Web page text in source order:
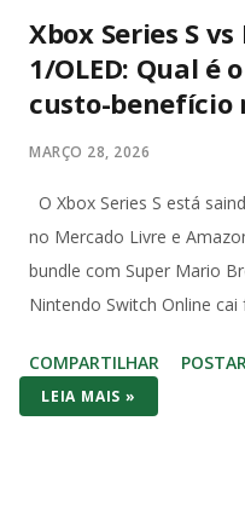
Xbox Series S
1/OLED: Qual é
custo-benefício
MARÇO 28, 2026
O Xbox Series S está
no Mercado Livre e
bundle com Super Mario
Nintendo Switch Online cai
original de 2017) aparece
na casa dos R$ 2.000
COMPARTILHAR
LEIA MAIS »